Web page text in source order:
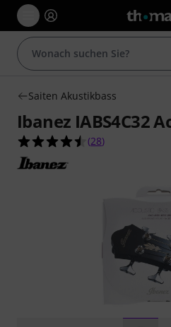
Saiten Akustikbass
Ibanez IABS4C32
4.5 von 5
(28)